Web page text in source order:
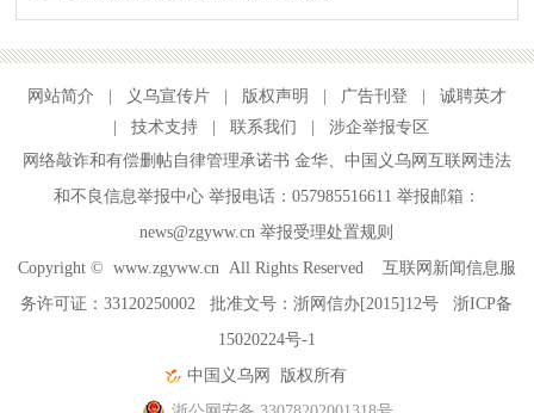
网站简介 | 义乌宣传片 | 版权声明 | 广告刊登 |
诚聘英才
|
技术支持 | 联系我们 |
涉企举报专区
网络敲诈和有偿删帖自律管理承诺书 金华、 中国义乌网互联网违法
和不良信息举报中心举报电话：057985516611 举报邮箱：
news@zgyww.cn举报受理处置规则
Copyright © www.zgyww.cn All Rights Reserved 互联网新闻信息服
务许可证：33120250002 批准文号：浙网信办[2015]12号浙ICP备
15020224号-1
中国义乌网
版权所有